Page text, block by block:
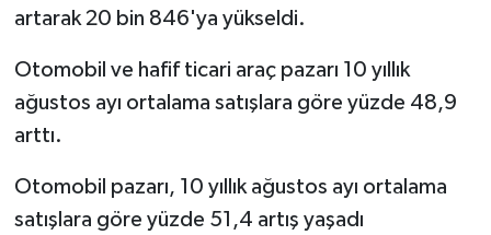
artarak 20 bin 846'ya yükseldi.
Otomobil ve hafif ticari araç pazarı 10 yıllık
ağustos ayı ortalama satışlara göre yüzde 48,9
arttı.
Otomobil pazarı, 10 yıllık ağustos ayı ortalama
satışlara göre yüzde 51,4 artış yaşadı